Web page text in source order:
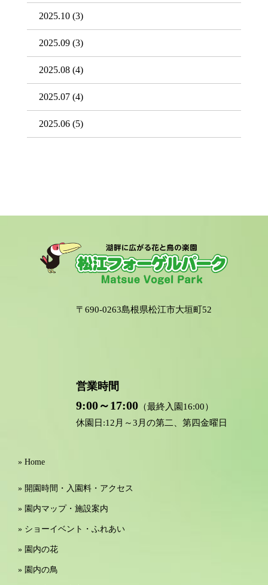
2025.10 (3)
2025.09 (3)
2025.08 (4)
2025.07 (4)
2025.06 (5)
〒690-0263島根県松江市大垣町52
営業時間
9:00～17:00 （最終入園16:00）
休園日:12月～3月の第二、第四金曜日
» Home
» 開園時間・入園料・アクセス
» 園内マップ・施設案内
» ショーイベント・ふれあい
» 園内の花
» 園内の鳥